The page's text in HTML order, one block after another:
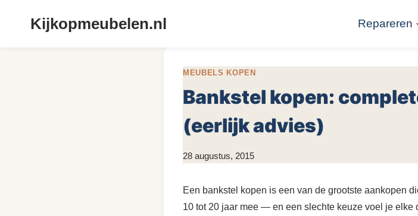
Kijkopmeubelen.nl Repareren
MEUBELS KOPEN
Bankstel kopen:
(eerlijk advies)
Door
28 augustus, 2015
Een bankstel kopen is een van de grootste aankopen
10 tot 20 jaar mee — en een slechte keuze voel je elke